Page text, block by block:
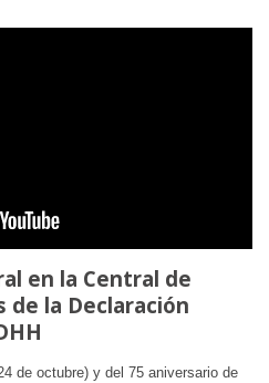
en la Central de
de la Declaración
de octubre) y del 75 aniversario de